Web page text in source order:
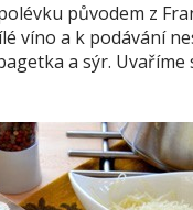
původem z
víno a k podávání
a sýr. Uvaříme